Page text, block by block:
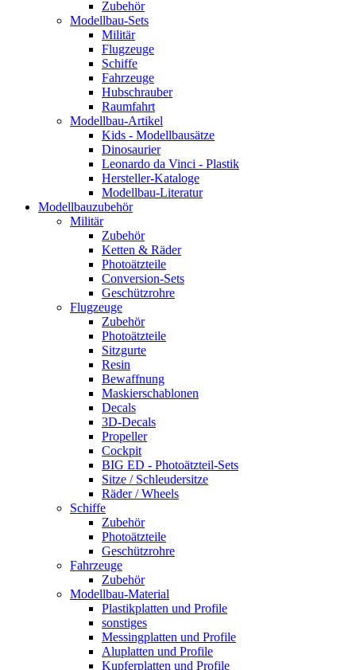
Zubehör
Modellbau-Sets
Militär
Flugzeuge
Schiffe
Fahrzeuge
Hubschrauber
Raumfahrt
Modellbau-Artikel
Kids - Modellbausätze
Dinosaurier
Leonardo da Vinci - Plastik
Hersteller-Kataloge
Modellbau-Literatur
Modellbauzubehör
Militär
Zubehör
Ketten & Räder
Photoätzteile
Conversion-Sets
Geschützrohre
Flugzeuge
Zubehör
Photoätzteile
Sitzgurte
Resin
Bewaffnung
Maskierschablonen
Decals
3D-Decals
Propeller
Cockpit
BIG ED - Photoätzteil-Sets
Sitze / Schleudersitze
Räder / Wheels
Schiffe
Zubehör
Photoätzteile
Geschützrohre
Fahrzeuge
Zubehör
Modellbau-Material
Plastikplatten und Profile
sonstiges
Messingplatten und Profile
Aluplatten und Profile
Kupferplatten und Profile